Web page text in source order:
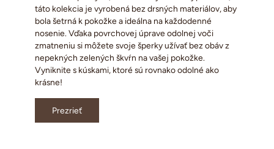
táto kolekcia je vyrobená bez drsných materiálov, aby
bola šetrná k pokožke a ideálna na každodenné
nosenie. Vďaka povrchovej úprave odolnej voči
zmatneniu si môžete svoje šperky užívať bez obáv z
nepekných zelených škvŕn na vašej pokožke.
Vyniknite s kúskami, ktoré sú rovnako odolné ako
krásne!
Prezrieť